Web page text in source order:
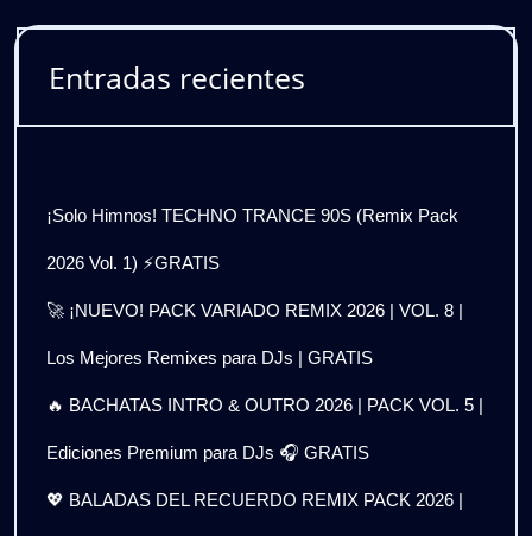
Entradas recientes
¡Solo Himnos! TECHNO TRANCE 90S (Remix Pack
2026 Vol. 1) ⚡GRATIS
🚀 ¡NUEVO! PACK VARIADO REMIX 2026 | VOL. 8 |
Los Mejores Remixes para DJs | GRATIS
🔥 BACHATAS INTRO & OUTRO 2026 | PACK VOL. 5 |
Ediciones Premium para DJs 🎧 GRATIS
💖 BALADAS DEL RECUERDO REMIX PACK 2026 |